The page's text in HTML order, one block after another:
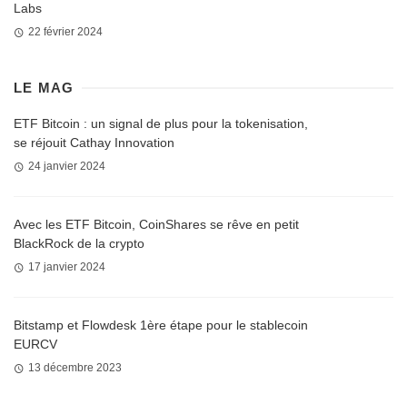
Labs
22 février 2024
LE MAG
ETF Bitcoin : un signal de plus pour la tokenisation,
se réjouit Cathay Innovation
24 janvier 2024
Avec les ETF Bitcoin, CoinShares se rêve en petit
BlackRock de la crypto
17 janvier 2024
Bitstamp et Flowdesk 1ère étape pour le stablecoin
EURCV
13 décembre 2023